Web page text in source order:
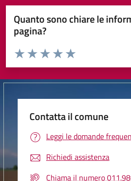
Quanto sono chiare le
pagina?
Valuta da 1 a 5 stelle la pagina
Valuta 5 stelle su 5
Valuta 4 stelle su 5
Valuta 3 stelle su 5
Valuta 2 stelle su 5
Valuta 1 stelle su 5
Contatta il comune
Leggi le domande
Richiedi assistenza
Chiama il numero